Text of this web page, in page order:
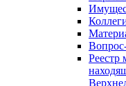
Реестр